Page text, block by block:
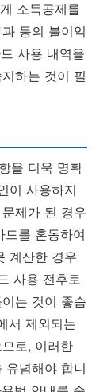
소득공제를
등의 불이익
사용 내역을
하는 것이 필
을 더욱 명확
이 사용하지
제가 된 경우
드를 혼동하여
계산한 경우
사용 전후로
는 것이 좋습
서 제외되는
로, 이러한
유념해야 합니